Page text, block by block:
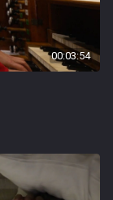
00:03:54